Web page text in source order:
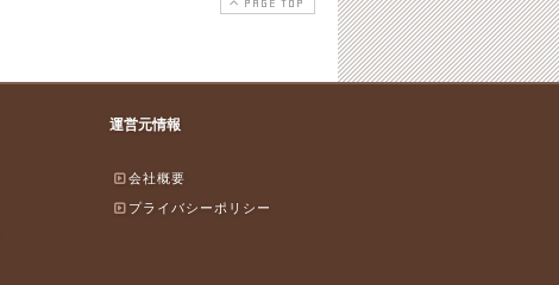
運営元情報
会社概要
プライバシーポリシー